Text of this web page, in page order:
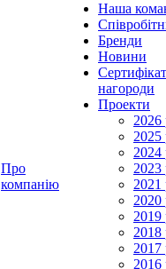
Про
компанію
Наша
Бренди
Новини
нагороди
Проекти
2026
2025
2024
2023
2021
2020
2019
2018
2017
2016